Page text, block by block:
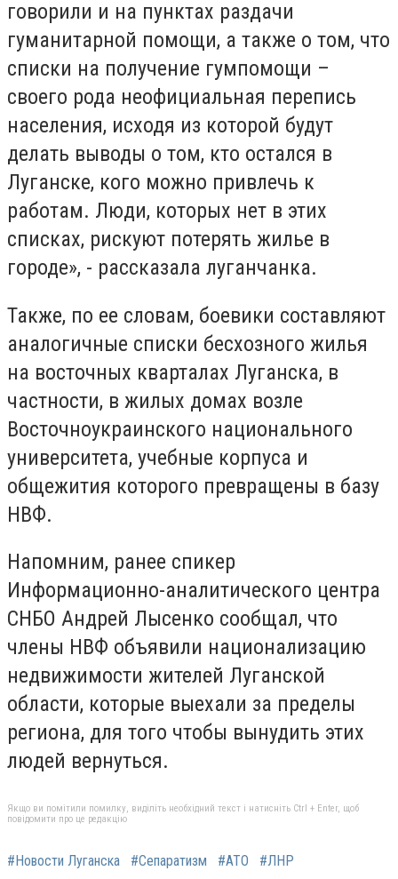
говорили и на пунктах раздачи
гуманитарной помощи, а также о том, что
списки на получение гумпомощи –
своего рода неофициальная перепись
населения, исходя из которой будут
делать выводы о том, кто остался в
Луганске, кого можно привлечь к
работам. Люди, которых нет в этих
списках, рискуют потерять жилье в
городе», - рассказала луганчанка.
Также, по ее словам, боевики составляют
аналогичные списки бесхозного жилья
на восточных кварталах Луганска, в
частности, в жилых домах возле
Восточноукраинского национального
университета, учебные корпуса и
общежития которого превращены в базу
НВФ.
Напомним, ранее спикер
Информационно-аналитического центра
СНБО Андрей Лысенко сообщал, что
члены НВФ объявили национализацию
недвижимости жителей Луганской
области, которые выехали за пределы
региона, для того чтобы вынудить этих
людей вернуться.
Якщо ви помітили помилку, виділіть необхідний текст і натисніть Ctrl + Enter, щоб
повідомити про це редакцію
#Новости Луганска #Сепаратизм #АТО #ЛНР